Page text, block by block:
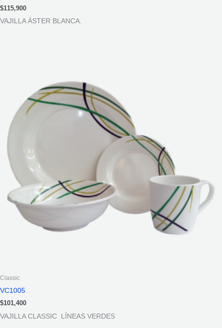
$115,900
VAJILLA ÁSTER BLANCA.
Classic
VC1005
$101,400
VAJILLA CLASSIC LÍNEAS VERDES